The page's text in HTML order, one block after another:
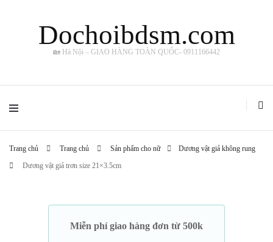
Dochoibdsm.com
🏡 Hà Nội – GIAO HÀNG TOÀN QUỐC- 0911166442
Trang chủ Trang chủ Sản phẩm cho nữ
Dương vật giả không rung
Dương vật giả trơn size 21×3.5cm
Miễn phí giao hàng đơn từ 500k